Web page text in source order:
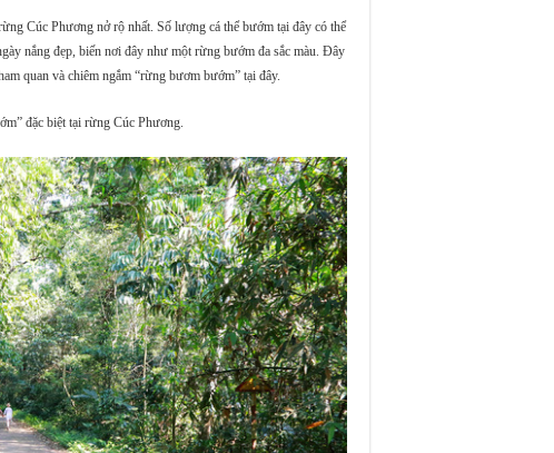
Cúc Phương nở rộ nhất. Số lượng cá thể bướm tại đây có thể
nắng đẹp, biến nơi đây như một rừng bướm đa sắc màu. Đây
quan và chiêm ngắm “rừng bươm bướm” tại đây.
đặc biệt tại rừng Cúc Phương.